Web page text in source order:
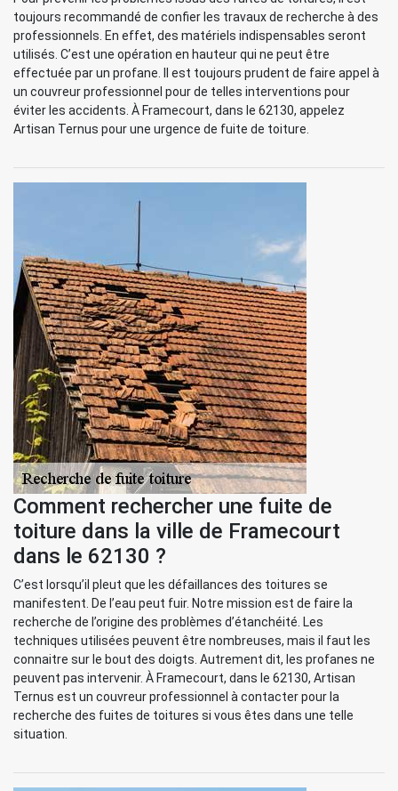
toujours recommandé de confier les travaux de recherche à des
professionnels. En effet, des matériels indispensables seront
utilisés. C’est une opération en hauteur qui ne peut être
effectuée par un profane. Il est toujours prudent de faire appel à
un couvreur professionnel pour de telles interventions pour
éviter les accidents. À Framecourt, dans le 62130, appelez
Artisan Ternus pour une urgence de fuite de toiture.
Comment rechercher une fuite de
toiture dans la ville de Framecourt
dans le 62130 ?
C’est lorsqu’il pleut que les défaillances des toitures se
manifestent. De l’eau peut fuir. Notre mission est de faire la
recherche de l’origine des problèmes d’étanchéité. Les
techniques utilisées peuvent être nombreuses, mais il faut les
connaitre sur le bout des doigts. Autrement dit, les profanes ne
peuvent pas intervenir. À Framecourt, dans le 62130, Artisan
Ternus est un couvreur professionnel à contacter pour la
recherche des fuites de toitures si vous êtes dans une telle
situation.